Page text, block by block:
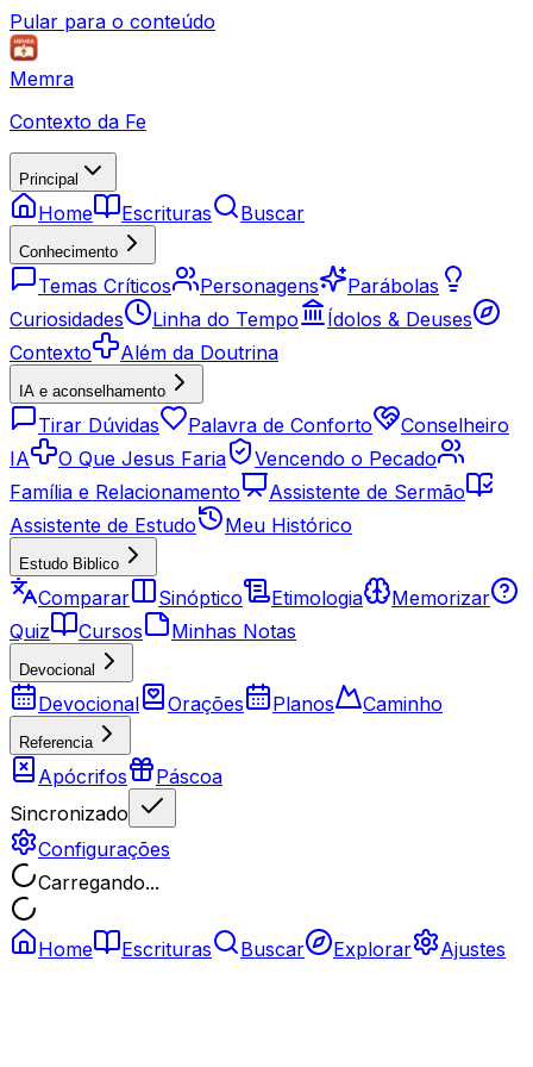
Pular para o conteúdo
Memra
Contexto da Fe
Principal
Home Escrituras Buscar
Conhecimento
Temas Críticos Personagens
Parábolas
Curiosidades
Linha do Tempo
Ídolos & Deuses
Contexto
Além da Doutrina
IA e aconselhamento
Tirar Dúvidas Palavra de Conforto
Conselheiro
IA
O Que Jesus Faria
Vencendo o Pecado
Família e Relacionamento
Assistente de Sermão
Assistente de Estudo
Meu Histórico
Estudo Biblico
Comparar Sinóptico Etimologia
Memorizar
Quiz
Cursos Minhas Notas
Devocional
Devocional Orações Planos Caminho
Referencia
Apócrifos
Páscoa
Sincronizado
Configurações
Carregando...
Home Escrituras Buscar Explorar Ajustes